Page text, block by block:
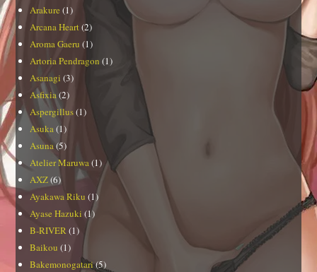
Arakure (1)
Arcana Heart(2)
Aroma Gaeru (1)
Artoria Pendragon (1)
Asanagi (3)
Asfixia(2)
Aspergillus(1)
Asuka(1)
Asuna(5)
Atelier Maruwa(1)
AXZ(6)
Ayakawa Riku (1)
Ayase Hazuki (1)
B-RIVER(1)
Baikou (1)
Bakemonogatari(5)